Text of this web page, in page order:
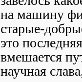
на машину
старые-
это
вмешается
научная